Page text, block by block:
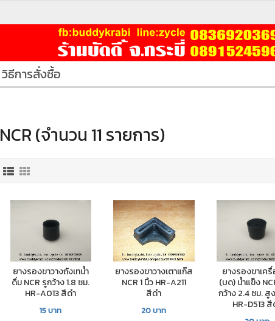
วิธีการสั่งซื้อ
NCR (จำนวน 11 รายการ)
ยางรองขาวางถังเทน้ำ
ดื่ม NCR รูกว้าง 1.8 ซม.
HR-A013 สีดำ
15บาท
ยางรองขาวางเตาแก๊ส
NCR 1 นิ้ว HR-A211
สีดำ
20บาท
ยางรองขาเค
(บด) น้ำแข็ง
กว้าง 2.4 ซม. สู
HR-D513 สี